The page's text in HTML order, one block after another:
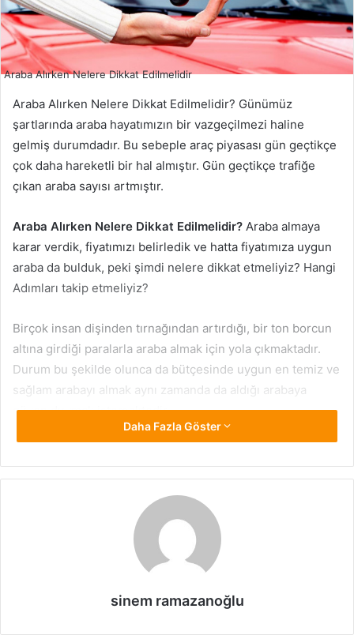
Araba Alırken Nelere Dikkat Edilmelidir
Araba Alırken Nelere Dikkat Edilmelidir? Günümüz
şartlarında araba hayatımızın bir vazgeçilmezi haline
gelmiş durumdadır. Bu sebeple araç piyasası gün geçtikçe
çok daha hareketli bir hal almıştır. Gün geçtikçe trafiğe
çıkan araba sayısı artmıştır.
Araba Alırken Nelere Dikkat Edilmelidir? Araba almaya
karar verdik, fiyatımızı belirledik ve hatta fiyatımıza uygun
araba da bulduk, peki şimdi nelere dikkat etmeliyiz? Hangi
Adımları takip etmeliyiz?
Birçok insan dişinden tırnağından artırdığı, bir ton borcun
altına girdiği paralarla araba almak için yola çıkmaktadır.
Durum bu şekilde olunca da bütçesinde uygun en temiz ve
sağlam arabayı almak aynı zamanda da aldığı arabaya
güven duymak istemektedir.
fiyatta da anlaşma sağlandı, peki şimdi ne yapmalıyız?
Arabanın noterde alım işlemlerinden önce
expertiz yaptırılmalıdır.
Expertiz yaptıracağımız şirket de mutlaka düzgün
seçilmelidir. Mümkünse kurumsal expertiz şirketleri tercih
önceliğinde olmalıdır. Expertiz şirketini sizin bulmanız çok
Daha Fazla Göster
sinem ramazanoğlu